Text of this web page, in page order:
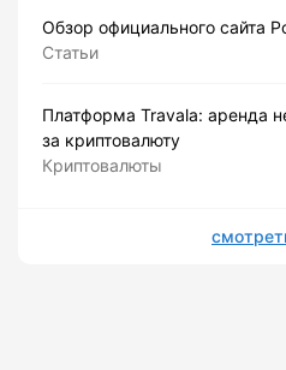
Обзор официального сайта
Статьи
Платформа Travala: аренда
за криптовалюту
Криптовалюты